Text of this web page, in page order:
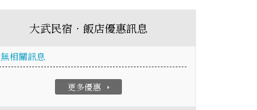
大武民宿‧飯店優惠訊息
無相關訊息
更多優惠 arrow_right